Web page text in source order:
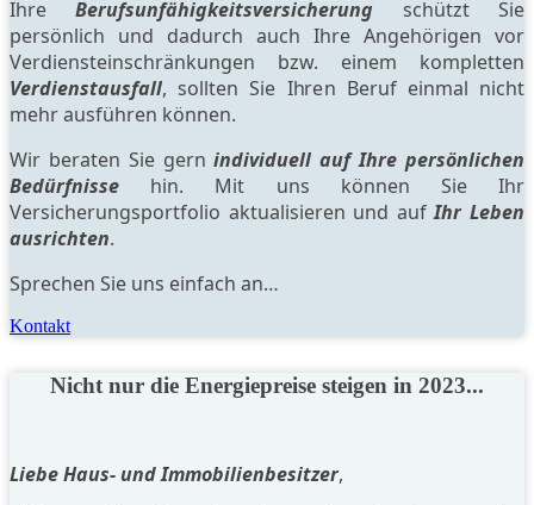
IhreBerufsunfähigkeitsversicherung schützt Sie
persönlich und dadurch auch Ihre Angehörigen vor
Verdiensteinschränkungen bzw. einem kompletten
Verdienstausfall, sollten Sie Ihren Beruf einmal nicht
mehr ausführen können.
Wir beraten Sie gernindividuell auf Ihre persönlichen
Bedürfnisse hin. Mit uns können Sie Ihr
Versicherungsportfolio aktualisieren und aufIhr Leben
ausrichten.
Sprechen Sie uns einfach an…
Kontakt
Nicht nur die Energiepreise steigen in 2023...
Liebe Haus- und Immobilienbesitzer,